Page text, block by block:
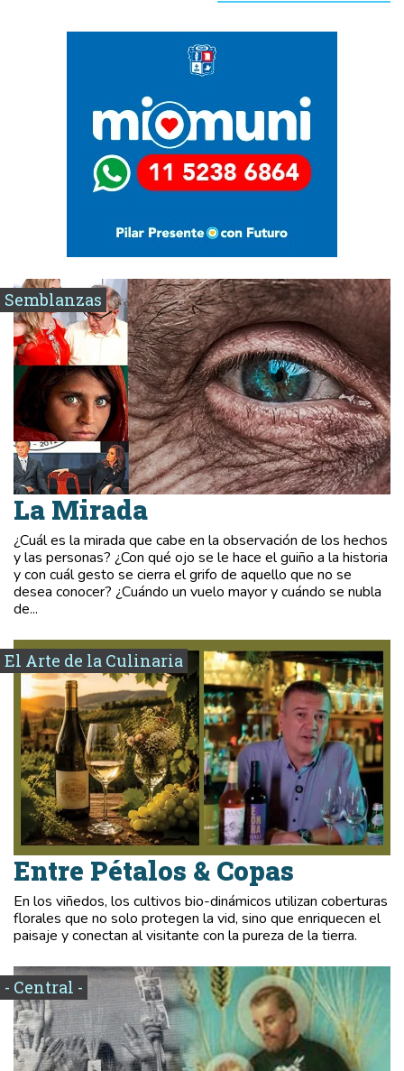
Semblanzas
La Mirada
¿Cuál es la mirada que cabe en la observación de los hechos
y las personas? ¿Con qué ojo se le hace el guiño a la historia
y con cuál gesto se cierra el grifo de aquello que no se
desea conocer? ¿Cuándo un vuelo mayor y cuándo se nubla
de...
El Arte de la Culinaria
Entre Pétalos & Copas
En los viñedos, los cultivos bio-dinámicos utilizan coberturas
florales que no solo protegen la vid, sino que enriquecen el
paisaje y conectan al visitante con la pureza de la tierra.
- Central -